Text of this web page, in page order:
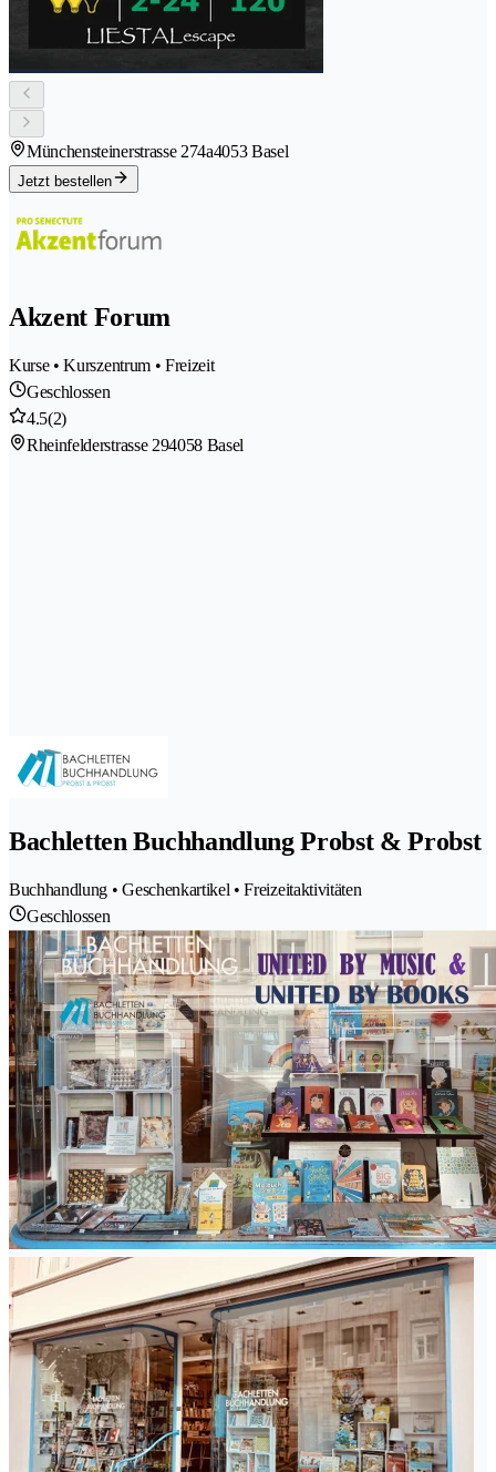
Münchensteinerstrasse 274a4053 Basel
Jetzt bestellen
Akzent Forum
Kurse • Kurszentrum • Freizeit
Geschlossen
4.5(2)
Rheinfelderstrasse 294058 Basel
Bachletten Buchhandlung Probst & Probst
Buchhandlung • Geschenkartikel • Freizeitaktivitäten
Geschlossen